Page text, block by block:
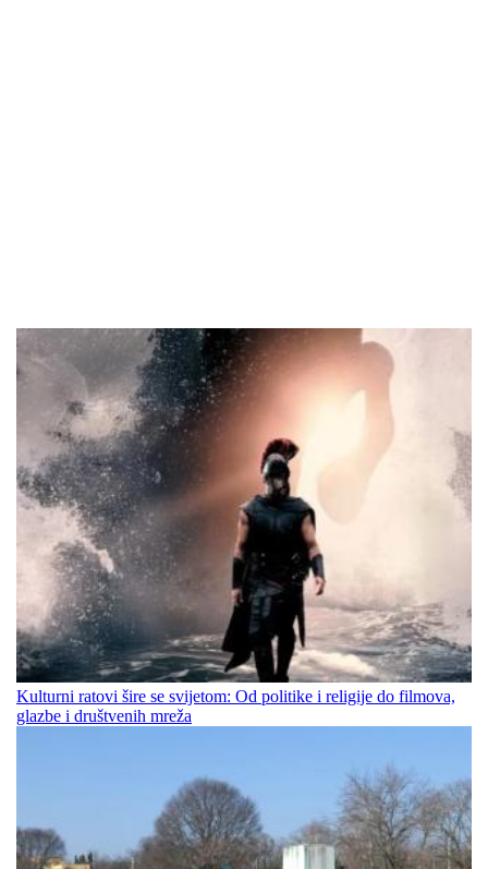
Kulturni ratovi šire se svijetom: Od politike i religije do filmova,
glazbe i društvenih mreža